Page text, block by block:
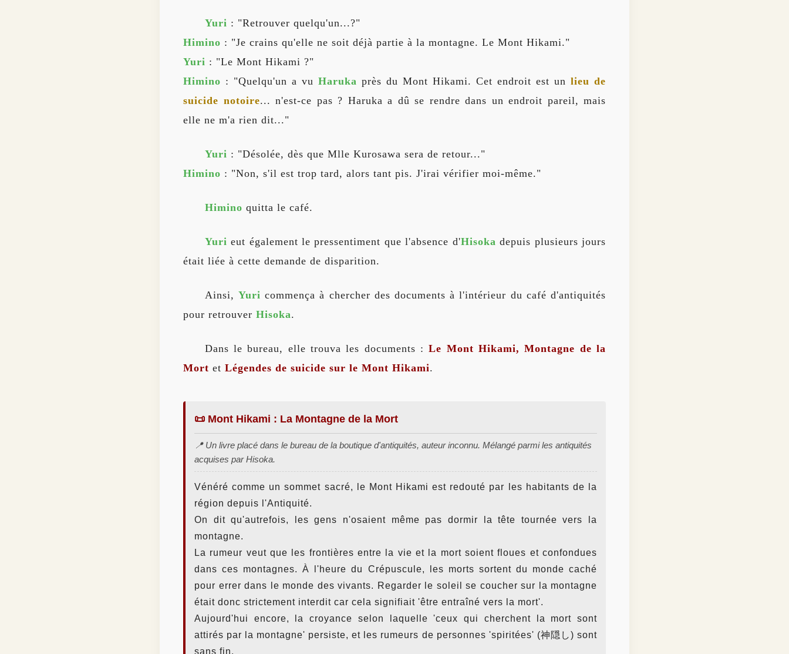
Yuri : "Retrouver quelqu'un...?"
Himino : "Je crains qu'elle ne soit déjà partie à la montagne. Le Mont Hikami."
Yuri : "Le Mont Hikami ?"
Himino : "Quelqu'un a vu Haruka près du Mont Hikami. Cet endroit est un lieu de
suicide notoire... n'est-ce pas ? Haruka a dû se rendre dans un endroit pareil, mais
elle ne m'a rien dit..."
Yuri : "Désolée, dès que Mlle Kurosawa sera de retour..."
Himino : "Non, s'il est trop tard, alors tant pis. J'irai vérifier moi-même."
Himino quitta le café.
Yuri eut également le pressentiment que l'absence d'Hisoka depuis plusieurs jours
était liée à cette demande de disparition.
Ainsi, Yuri commença à chercher des documents à l'intérieur du café d'antiquités
pour retrouver Hisoka.
Dans le bureau, elle trouva les documents :Le Mont Hikami, Montagne de la
Mort et Légendes de suicide sur le Mont Hikami.
📜 Mont Hikami : La Montagne de la Mort
📍 Un livre placé dans le bureau de la boutique d'antiquités, auteur inconnu. Mélangé parmi les antiquités
acquises par Hisoka.
Vénéré comme un sommet sacré, le Mont Hikami est redouté par les habitants de la
région depuis l'Antiquité.
On dit qu'autrefois, les gens n'osaient même pas dormir la tête tournée vers la
montagne.
La rumeur veut que les frontières entre la vie et la mort soient floues et confondues
dans ces montagnes. À l'heure du Crépuscule, les morts sortent du monde caché
pour errer dans le monde des vivants. Regarder le soleil se coucher sur la montagne
était donc strictement interdit car cela signifiait 'être entraîné vers la mort'.
Aujourd'hui encore, la croyance selon laquelle 'ceux qui cherchent la mort sont
attirés par la montagne' persiste, et les rumeurs de personnes 'spiritées' (神隠し) sont
sans fin.